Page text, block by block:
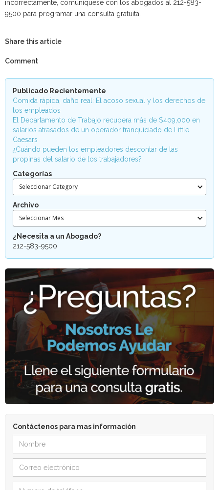
incorrectamente, comuníquese con los abogados al 212-583-
9500 para programar una consulta gratuita.
Share this article
Comment
Publicado Recientemente
Comida rápida, daño real: El acoso sexual y los derechos de
los empleados
El Departamento de Trabajo recupera más de $409,000 en
salarios atrasados de un operador franquiciado de Little
Caesars
¿Cuándo pueden los empleadores descontar de las
propinas del salario de los trabajadores?
Categorías
Seleccionar Category
Archivo
Seleccionar Mes
¿Necesita a un Abogado?
212-583-9500
Contáctenos para mas información